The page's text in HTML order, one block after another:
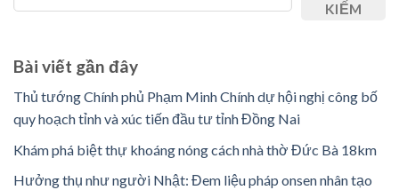
KIẾM
Bài viết gần đây
Thủ tướng Chính phủ Phạm Minh Chính dự hội nghị công bố
quy hoạch tỉnh và xúc tiến đầu tư tỉnh Đồng Nai
Khám phá biệt thự khoáng nóng cách nhà thờ Đức Bà 18km
Hưởng thụ như người Nhật: Đem liệu pháp onsen nhân tạo